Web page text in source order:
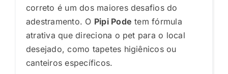
correto é um dos maiores desafios do
adestramento. O Pipi Pode tem fórmula
atrativa que direciona o pet para o local
desejado, como tapetes higiênicos ou
canteiros específicos.